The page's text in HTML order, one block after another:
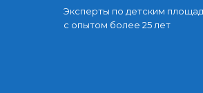
Эксперты по детским
с опытом более 25 лет